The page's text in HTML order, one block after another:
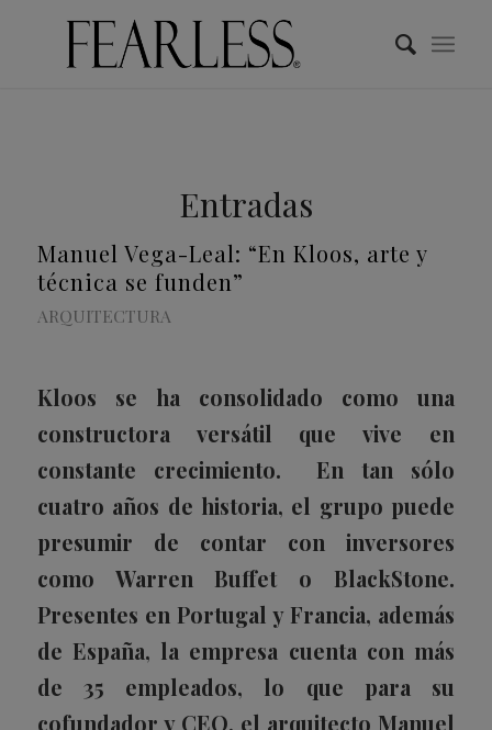
Entradas
Manuel Vega-Leal: “En Kloos, arte y
técnica se funden”
ARQUITECTURA
Kloos se ha consolidado como una
constructora versátil que vive en
constante crecimiento. En tan sólo
cuatro años de historia, el grupo puede
presumir de contar con inversores
como Warren Buffet o BlackStone.
Presentes en Portugal y Francia, además
de España, la empresa cuenta con más
de 35 empleados, lo que para su
cofundador y CEO, el arquitecto Manuel